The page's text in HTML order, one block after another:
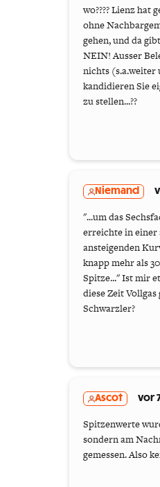
wo???? Lienz hat
ohne
gehen, und da
NEIN! Ausser
nichts
kandidieren Sie
zu stellen...??
Niemand
"...um das
erreichte in
ansteigenden
knapp mehr als
Spitze..." Ist mir
diese Zeit
Schwarzler?
Ascot vor
Spitzenwerte
sondern am
gemessen. Also